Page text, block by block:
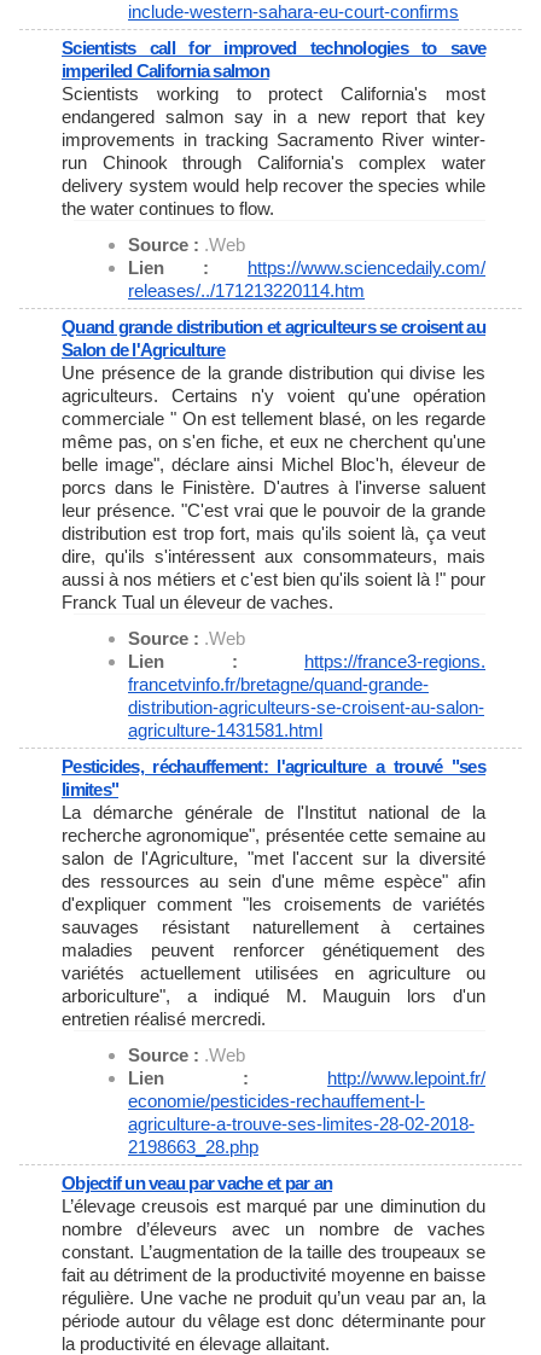
include-western-sahara-eu-court-confirms
Scientists call for improved technologies to save
imperiled California salmon
Scientists working to protect California's most
endangered salmon say in a new report that key
improvements in tracking Sacramento River winter-
run Chinook through California's complex water
delivery system would help recover the species while
the water continues to flow.
Source : .Web
Lien : https://www.sciencedaily.com/
releases/../171213220114.htm
Quand grande distribution et agriculteurs se croisent au
Salon de l'Agriculture
Une présence de la grande distribution qui divise les
agriculteurs. Certains n'y voient qu'une opération
commerciale " On est tellement blasé, on les regarde
même pas, on s'en fiche, et eux ne cherchent qu'une
belle image", déclare ainsi Michel Bloc'h, éleveur de
porcs dans le Finistère. D'autres à l'inverse saluent
leur présence. "C'est vrai que le pouvoir de la grande
distribution est trop fort, mais qu'ils soient là, ça veut
dire, qu'ils s'intéressent aux consommateurs, mais
aussi à nos métiers et c'est bien qu'ils soient là !" pour
Franck Tual un éleveur de vaches.
Source : .Web
Lien : https://france3-regions.
francetvinfo.fr/bretagne/quand-grande-
distribution-agriculteurs-se-croisent-au-salon-
agriculture-1431581.html
Pesticides, réchauffement: l'agriculture a trouvé "ses
limites"
La démarche générale de l'Institut national de la
recherche agronomique", présentée cette semaine au
salon de l'Agriculture, "met l'accent sur la diversité
des ressources au sein d'une même espèce" afin
d'expliquer comment "les croisements de variétés
sauvages résistant naturellement à certaines
maladies peuvent renforcer génétiquement des
variétés actuellement utilisées en agriculture ou
arboriculture", a indiqué M. Mauguin lors d'un
entretien réalisé mercredi.
Source : .Web
Lien : http://www.lepoint.fr/
economie/pesticides-rechauffement-l-
agriculture-a-trouve-ses-limites-28-02-2018-
2198663_28.php
Objectif un veau par vache et par an
L’élevage creusois est marqué par une diminution du
nombre d’éleveurs avec un nombre de vaches
constant. L’augmentation de la taille des troupeaux se
fait au détriment de la productivité moyenne en baisse
régulière. Une vache ne produit qu’un veau par an, la
période autour du vêlage est donc déterminante pour
la productivité en élevage allaitant.